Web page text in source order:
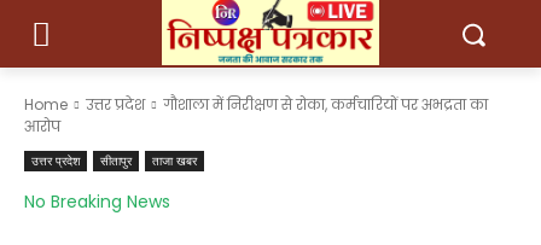
Home उत्तर प्रदेश
गौशाला में निरीक्षण से रोका, कर्मचारियों पर अभद्रता का
आरोप
उत्तर प्रदेश सीतापुर ताजा खबर
No Breaking News